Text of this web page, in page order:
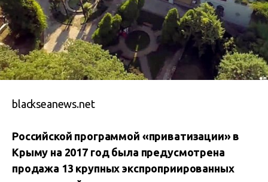
blackseanews.net
Российской программой «приватизации» в
Крыму на 2017 год была предусмотрена
продажа 13 крупных экспроприированных